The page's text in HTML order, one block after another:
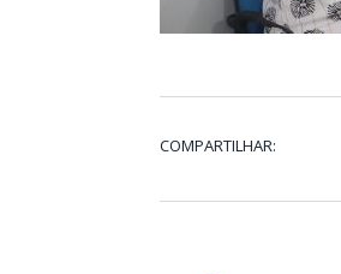
COMPARTILHAR: